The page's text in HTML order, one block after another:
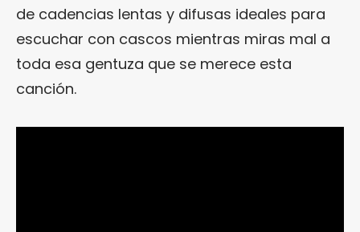
de cadencias lentas y difusas ideales para
escuchar con cascos mientras miras mal a
toda esa gentuza que se merece esta
canción.